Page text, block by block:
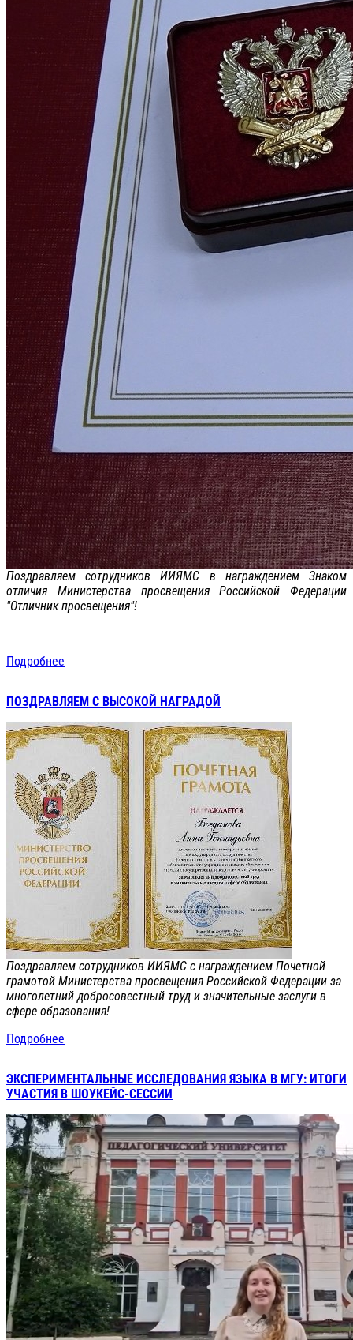
Поздравляем сотрудников ИИЯМС в награждением Знаком
отличия Министерства просвещения Российской Федерации
"Отличник просвещения"!
Подробнее
ПОЗДРАВЛЯЕМ С ВЫСОКОЙ НАГРАДОЙ
Поздравляем сотрудников ИИЯМС с награждением Почетной
грамотой Министерства просвещения Российской Федерации за
многолетний добросовестный труд и значительные заслуги в
сфере образования!
Подробнее
ЭКСПЕРИМЕНТАЛЬНЫЕ ИССЛЕДОВАНИЯ ЯЗЫКА В МГУ: ИТОГИ
УЧАСТИЯ В ШОУКЕЙС-СЕССИИ